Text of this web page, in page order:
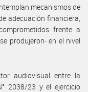
mecanismos de
adecuación financiera,
frente a
produjeron- en el nivel
audiovisual entre la
2038/23 y el ejercicio